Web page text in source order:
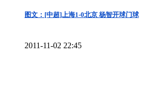
图文：[中超]上海1-0北京 杨智开球门球
2011-11-02 22:45